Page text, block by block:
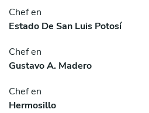
Chef en
Estado De San Luis Potosí
Chef en
Gustavo A. Madero
Chef en
Hermosillo